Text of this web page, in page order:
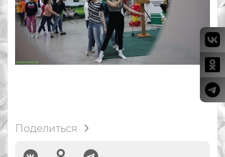
Поделиться